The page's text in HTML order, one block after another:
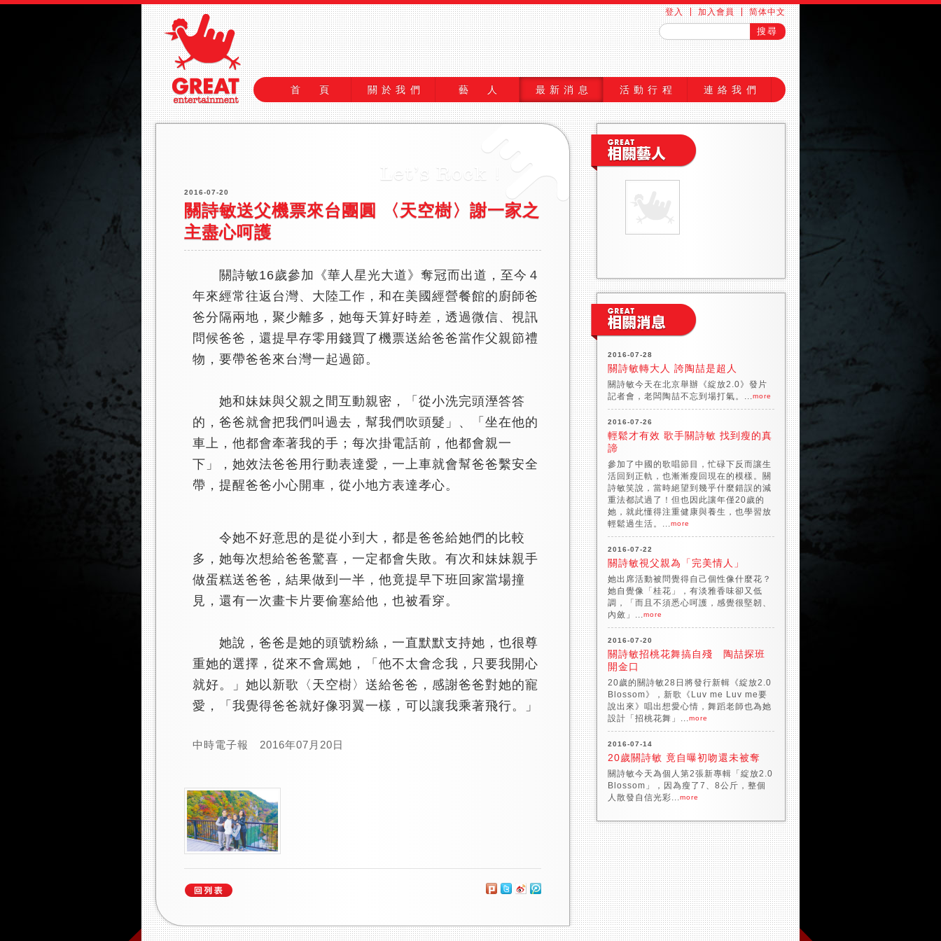
简体中文
加入會員
登入
首 頁 關於我們 藝 人 最新消息 活動行程 連絡我們
2016-07-20
關詩敏送父機票來台團圓 〈天空樹〉謝一家之
主盡心呵護
關詩敏16歲參加《華人星光大道》奪冠而出道，至今４
年來經常往返台灣、大陸工作，和在美國經營餐館的廚師爸
爸分隔兩地，聚少離多，她每天算好時差，透過微信、視訊
問候爸爸，還提早存零用錢買了機票送給爸爸當作父親節禮
物，要帶爸爸來台灣一起過節。
她和妹妹與父親之間互動親密，「從小洗完頭溼答答
的，爸爸就會把我們叫過去，幫我們吹頭髮」、「坐在他的
車上，他都會牽著我的手；每次掛電話前，他都會親一
下」，她效法爸爸用行動表達愛，一上車就會幫爸爸繫安全
帶，提醒爸爸小心開車，從小地方表達孝心。
令她不好意思的是從小到大，都是爸爸給她們的比較
多，她每次想給爸爸驚喜，一定都會失敗。有次和妹妹親手
做蛋糕送爸爸，結果做到一半，他竟提早下班回家當場撞
見，還有一次畫卡片要偷塞給他，也被看穿。
她說，爸爸是她的頭號粉絲，一直默默支持她，也很尊
重她的選擇，從來不會罵她，「他不太會念我，只要我開心
就好。」她以新歌〈天空樹〉送給爸爸，感謝爸爸對她的寵
愛，「我覺得爸爸就好像羽翼一樣，可以讓我乘著飛行。」
中時電子報 2016年07月20日
2016-07-28
關詩敏轉大人 誇陶喆是超人
關詩敏今天在北京舉辦《綻放2.0》發片
記者會，老闆陶喆不忘到場打氣。... more
2016-07-26
輕鬆才有效 歌手關詩敏 找到瘦的真
諦
參加了中國的歌唱節目，忙碌下反而讓生
活回到正軌，也漸漸瘦回現在的模樣。關
詩敏笑說，當時絕望到幾乎什麼錯誤的減
重法都試過了！但也因此讓年僅20歲的
她，就此懂得注重健康與養生，也學習放
輕鬆過生活。... more
2016-07-22
關詩敏視父親為「完美情人」
她出席活動被問覺得自己個性像什麼花？
她自覺像「桂花」，有淡雅香味卻又低
調，「而且不須悉心呵護，感覺很堅韌、
內斂」... more
2016-07-20
關詩敏招桃花舞搞自殘 陶喆探班
開金口
20歲的關詩敏28日將發行新輯《綻放2.0
Blossom》，新歌《Luv me Luv me要
說出來》唱出想愛心情，舞蹈老師也為她
設計「招桃花舞」... more
2016-07-14
20歲關詩敏 竟自曝初吻還未被奪
關詩敏今天為個人第2張新專輯「綻放2.0
Blossom」，因為瘦了7、8公斤，整個
人散發自信光彩... more